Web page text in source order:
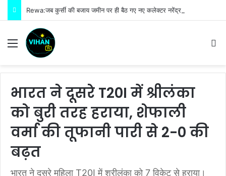
Menu
भारत ने दूसरे T20I में श्रीलंका
को बुरी तरह हराया, शेफाली
वर्मा की तूफानी पारी से 2-0 की
बढ़त
भारत ने दूसरे महिला T20I में श्रीलंका को 7 विकेट से हराया।